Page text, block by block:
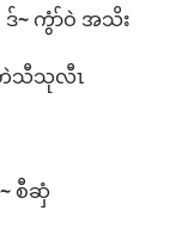
~ကွံာ်ဝဲ အသိး
သီ​သု​လီၤ
~စီဆှံ